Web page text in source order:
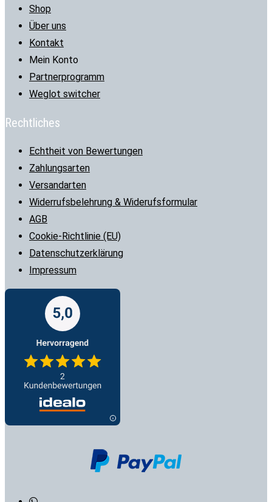
Shop
Über uns
Kontakt
Mein Konto
Partnerprogramm
Weglot switcher
Rechtliches
Echtheit von Bewertungen
Zahlungsarten
Versandarten
Widerrufsbelehrung & Widerufsformular
AGB
Cookie-Richtlinie (EU)
Datenschutzerklärung
Impressum